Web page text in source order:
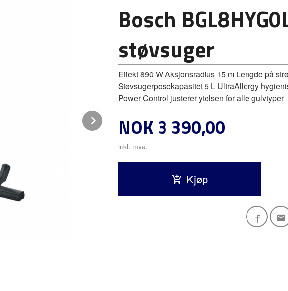
Next
Bosch
støvsuger
Effekt 890 W Aksjonsradius 15 m Lengde på
Støvsugerposekapasitet 5 L UltraAllergy
Power Control justerer ytelsen for alle gulvtyper
Pris
NOK 3 390,00
inkl. mva.
Kjøp